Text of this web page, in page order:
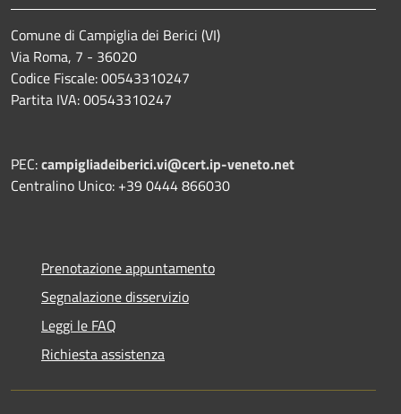
Comune di Campiglia dei Berici (VI)
Via Roma, 7 - 36020
Codice Fiscale: 00543310247
Partita IVA: 00543310247
PEC:campigliadeiberici.vi@cert.ip-veneto.net
Centralino Unico: +39 0444 866030
Prenotazione appuntamento
Segnalazione disservizio
Leggi le FAQ
Richiesta assistenza